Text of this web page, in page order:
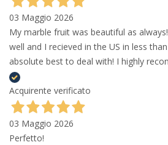
03 Maggio 2026
My marble fruit was beautiful as
well and I recieved in the US in less
absolute best to deal with! I highly
Acquirente verificato
03 Maggio 2026
Perfetto!